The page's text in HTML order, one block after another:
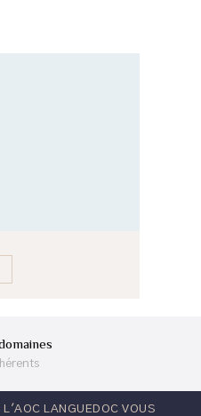
L'AOC LANGUEDOC VOUS